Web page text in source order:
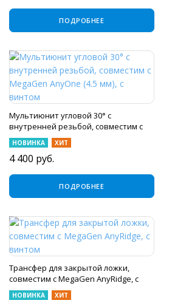
ПОДРОБНЕЕ
Мультиюнит угловой 30° с
внутренней резьбой, совместим с
MegaGen AnyOne (4.5 мм), с винтом
НОВИНКА ХИТ
4 400 руб.
ПОДРОБНЕЕ
Трансфер для закрытой ложки,
совместим с MegaGen AnyRidge, с
винтом
НОВИНКА ХИТ